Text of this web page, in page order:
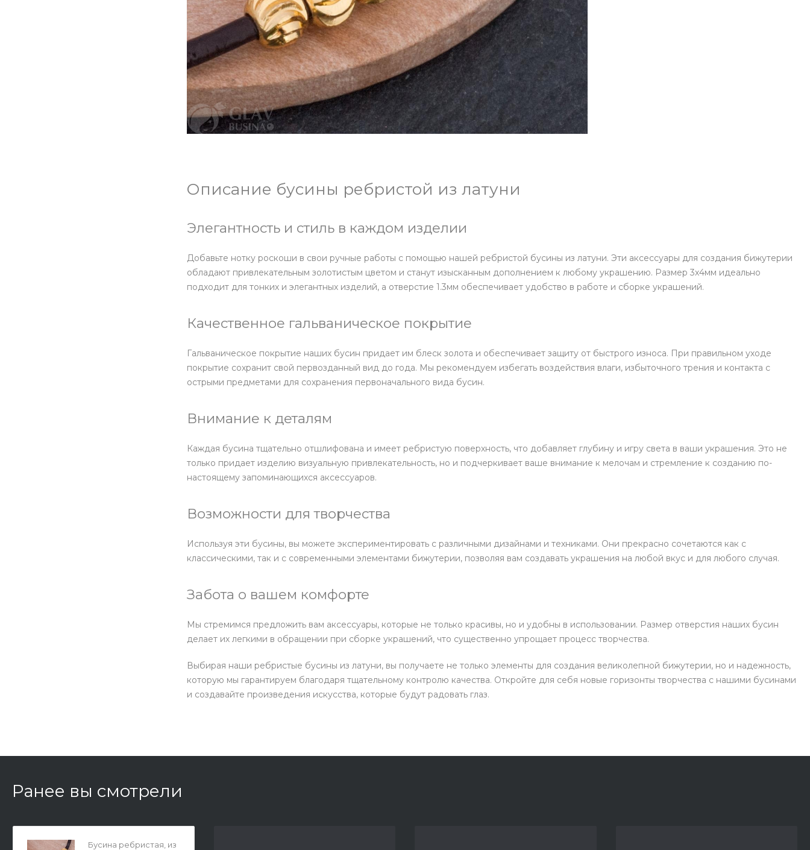
Описание бусины ребристой из латуни
Элегантность и стиль в каждом изделии
Добавьте нотку роскоши в свои ручные работы с помощью нашей ребристой бусины из латуни. Эти аксессуары для создания бижутерии
обладают привлекательным золотистым цветом и станут изысканным дополнением к любому украшению. Размер 3х4мм идеально
подходит для тонких и элегантных изделий, а отверстие 1.3мм обеспечивает удобство в работе и сборке украшений.
Качественное гальваническое покрытие
Гальваническое покрытие наших бусин придает им блеск золота и обеспечивает защиту от быстрого износа. При правильном уходе
покрытие сохранит свой первозданный вид до года. Мы рекомендуем избегать воздействия влаги, избыточного трения и контакта с
острыми предметами для сохранения первоначального вида бусин.
Внимание к деталям
Каждая бусина тщательно отшлифована и имеет ребристую поверхность, что добавляет глубину и игру света в ваши украшения. Это не
только придает изделию визуальную привлекательность, но и подчеркивает ваше внимание к мелочам и стремление к созданию по-
настоящему запоминающихся аксессуаров.
Возможности для творчества
Используя эти бусины, вы можете экспериментировать с различными дизайнами и техниками. Они прекрасно сочетаются как с
классическими, так и с современными элементами бижутерии, позволяя вам создавать украшения на любой вкус и для любого случая.
Забота о вашем комфорте
Мы стремимся предложить вам аксессуары, которые не только красивы, но и удобны в использовании. Размер отверстия наших бусин
делает их легкими в обращении при сборке украшений, что существенно упрощает процесс творчества.
Выбирая наши ребристые бусины из латуни, вы получаете не только элементы для создания великолепной бижутерии, но и надежность,
которую мы гарантируем благодаря тщательному контролю качества. Откройте для себя новые горизонты творчества с нашими бусинами
и создавайте произведения искусства, которые будут радовать глаз.
Ранее вы смотрели
Бусина ребристая, из